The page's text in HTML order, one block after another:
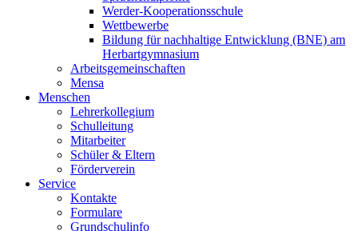
Werder-Kooperationsschule
Wettbewerbe
Bildung für nachhaltige Entwicklung (BNE) am
Herbartgymnasium
Arbeitsgemeinschaften
Mensa
Menschen
Lehrerkollegium
Schulleitung
Mitarbeiter
Schüler & Eltern
Förderverein
Service
Kontakte
Formulare
Grundschulinfo